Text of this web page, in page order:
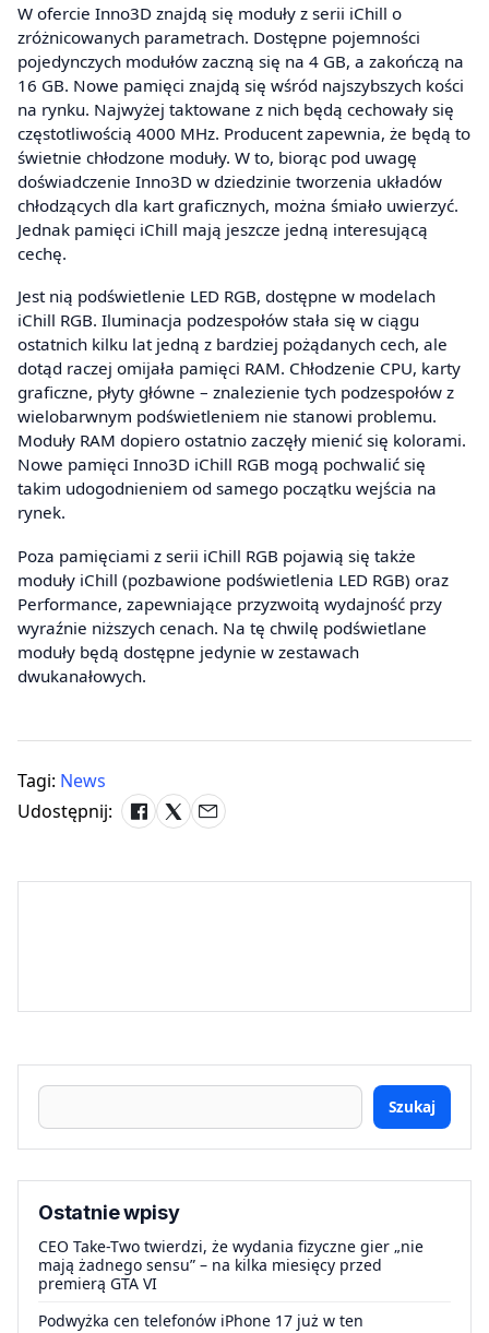
W ofercie Inno3D znajdą się moduły z serii iChill o
zróżnicowanych parametrach. Dostępne pojemności
pojedynczych modułów zaczną się na 4 GB, a zakończą na
16 GB. Nowe pamięci znajdą się wśród najszybszych kości
na rynku. Najwyżej taktowane z nich będą cechowały się
częstotliwością 4000 MHz. Producent zapewnia, że będą to
świetnie chłodzone moduły. W to, biorąc pod uwagę
doświadczenie Inno3D w dziedzinie tworzenia układów
chłodzących dla kart graficznych, można śmiało uwierzyć.
Jednak pamięci iChill mają jeszcze jedną interesującą
cechę.
Jest nią podświetlenie LED RGB, dostępne w modelach
iChill RGB. Iluminacja podzespołów stała się w ciągu
ostatnich kilku lat jedną z bardziej pożądanych cech, ale
dotąd raczej omijała pamięci RAM. Chłodzenie CPU, karty
graficzne, płyty główne – znalezienie tych podzespołów z
wielobarwnym podświetleniem nie stanowi problemu.
Moduły RAM dopiero ostatnio zaczęły mienić się kolorami.
Nowe pamięci Inno3D iChill RGB mogą pochwalić się
takim udogodnieniem od samego początku wejścia na
rynek.
Poza pamięciami z serii iChill RGB pojawią się także
moduły iChill (pozbawione podświetlenia LED RGB) oraz
Performance, zapewniające przyzwoitą wydajność przy
wyraźnie niższych cenach. Na tę chwilę podświetlane
moduły będą dostępne jedynie w zestawach
dwukanałowych.
Tagi: News
Udostępnij:
Szukaj
Ostatnie wpisy
CEO Take-Two twierdzi, że wydania fizyczne gier „nie
mają żadnego sensu” – na kilka miesięcy przed
premierą GTA VI
Podwyżka cen telefonów iPhone 17 już w ten